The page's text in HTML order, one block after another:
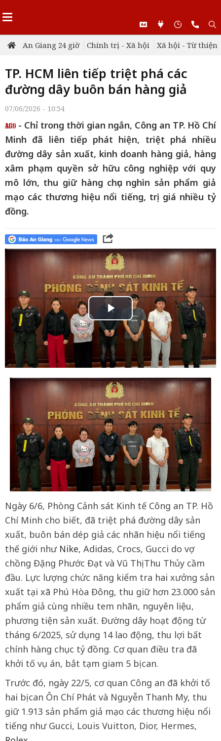
An Giang 24 giờ Chính trị - Xã hội Xã hội - Từ thiện
TP. HCM liên tiếp triệt phá các
đường dây buôn bán hàng giả
07/06/2026 - 10:34
- Chỉ trong thời gian ngắn, Công an TP. Hồ Chí
Minh đã liên tiếp phát hiện, triệt phá nhiều
đường dây sản xuất, kinh doanh hàng giả, hàng
xâm phạm quyền sở hữu công nghiệp với quy
mô lớn, thu giữ hàng chục nghìn sản phẩm giả
mạo các thương hiệu nổi tiếng, trị giá nhiều tỷ
đồng.
Ngày 6/6, Phòng Cảnh sát Kinh tế Công an TP. Hồ
Chí Minh cho biết, đã triệt phá đường dây sản
xuất, buôn bán dép giả các nhãn hiệu nổi tiếng
thế giới như Nike, Adidas, Crocs, Gucci do vợ
chồng Đặng Phước Đạt và Vũ Thị Thu Thủy cầm
đầu. Lực lượng chức năng kiểm tra hai xưởng sản
xuất tại xã Phú Hòa Đông, thu giữ hơn 23.000 sản
phẩm giả cùng nhiều tem nhãn, nguyên liệu,
phương tiện sản xuất. Đường dây hoạt động từ
tháng 6/2025, sử dụng 14 lao động, thu lợi bất
chính hàng chục tỷ đồng. Cơ quan điều tra đã
khởi tố vụ án, bắt tạm giam 5 bị can.
Trước đó, ngày 22/5, cơ quan Công an đã khởi tố
hai bị can Ôn Chí Phát và Nguyễn Thanh My, thu
giữ 1.913 sản phẩm giả mạo các thương hiệu nổi
tiếng như Gucci, Louis Vuitton, Dior, Hermes,